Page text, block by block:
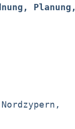
Planung,